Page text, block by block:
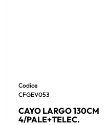
Codice
CFGEV053
CAYO LARGO 130CM
4/PALE+TELEC.